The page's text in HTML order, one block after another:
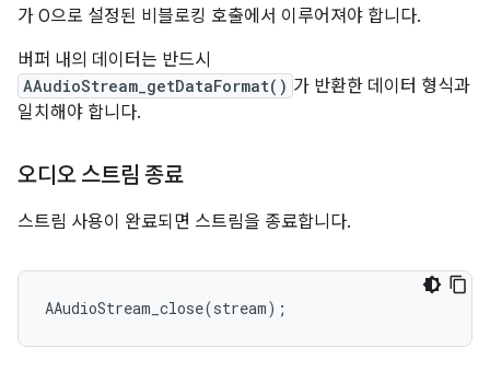
가 0으로 설정된 비블로킹 호출에서 이루어져야 합니다.
버퍼 내의 데이터는 반드시
AAudioStream_getDataFormat() 가 반환한 데이터 형식과
일치해야 합니다.
오디오 스트림 종료
스트림 사용이 완료되면 스트림을 종료합니다.
AAudioStream_close(stream);